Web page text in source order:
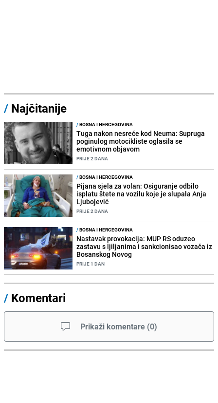
/ Najčitanije
/BOSNA I HERCEGOVINA
Tuga nakon nesreće kod Neuma: Supruga
poginulog motocikliste oglasila se
emotivnom objavom
PRIJE 2 DANA
/BOSNA I HERCEGOVINA
Pijana sjela za volan: Osiguranje odbilo
isplatu štete na vozilu koje je slupala Anja
Ljubojević
PRIJE 2 DANA
/BOSNA I HERCEGOVINA
Nastavak provokacija: MUP RS oduzeo
zastavu s ljiljanima i sankcionisao vozača iz
Bosanskog Novog
PRIJE 1 DAN
/ Komentari
Prikaži komentare (0)